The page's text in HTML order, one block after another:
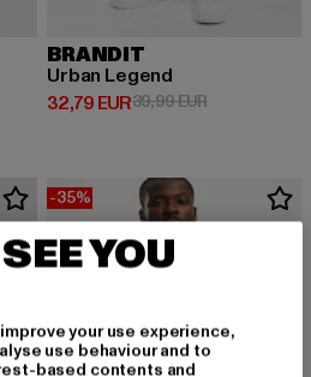
22,99 EUR
BRANDIT
Urban Legend
32,79 EUR
Derzeitiger Preis: 32,79 EUR
39,99 EURAktionspreis:
-35%
YOU
your use experience,
use behaviour and to
based contents and